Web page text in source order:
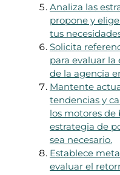
Analiza las
propone y
tus
Solicita
para evaluar
de la agencia
Mantente
tendencias y
los motores de
estrategia de
sea necesario.
Establece
evaluar el